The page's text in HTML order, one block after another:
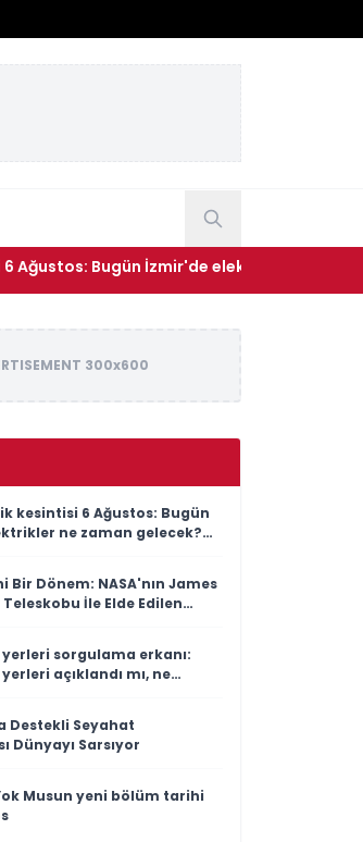
Bugün İzmir'de elektrikler ne zaman
300x600
kesintisi 6 Ağustos: Bugün
ne zaman gelecek?
Bir Dönem: NASA'nın James
İle Elde Edilen
yerleri sorgulama erkanı:
yerleri açıklandı mı, ne
Destekli Seyahat
Dünyayı Sarsıyor
Musun yeni bölüm tarihi